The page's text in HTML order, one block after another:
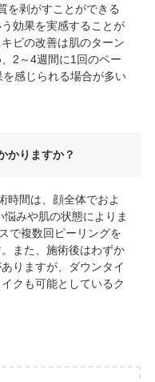
を剥がすことができる
効果を実感することが
ビの改善は肌のターン
2～4週間に1回のペー
感じられる場合が多い
かりますか？
時間は、顔全体でおよ
みや肌の状態によりま
で複数回ピーリングを
また、施術後はわずか
りますが、ダウンタイ
クも可能としているク